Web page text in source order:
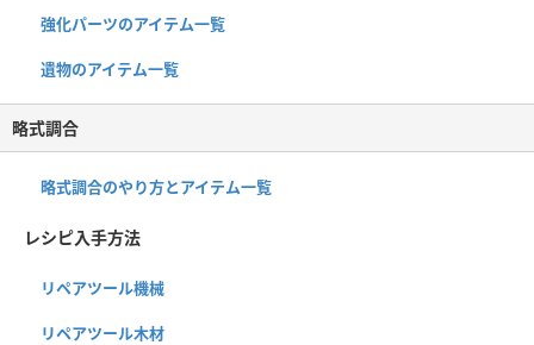
強化パーツのアイテム一覧
遺物のアイテム一覧
略式調合
略式調合のやり方とアイテム一覧
レシピ入手方法
リペアツール機械
リペアツール木材